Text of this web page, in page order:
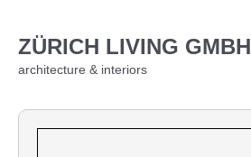
ZÜRICH LIVING GMBH
architecture & interiors